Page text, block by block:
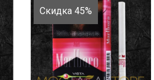
Скидка 45%